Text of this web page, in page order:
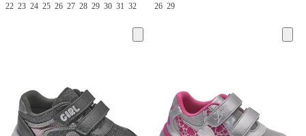
22 23 24 25 26 27 28 29 30 31 32 2629